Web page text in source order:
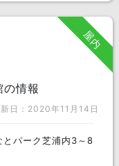
屋内
情報
日：2020年11月14日
パーク芝浦内3～8